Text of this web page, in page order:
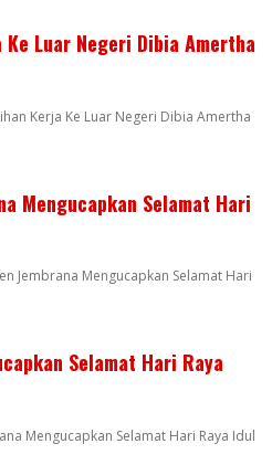
Luar Negeri Dibia Amertha
Kerja Ke Luar Negeri Dibia Amertha
Mengucapkan Selamat Hari
Jembrana Mengucapkan Selamat Hari
Selamat Hari Raya
Mengucapkan Selamat Hari Raya Idul